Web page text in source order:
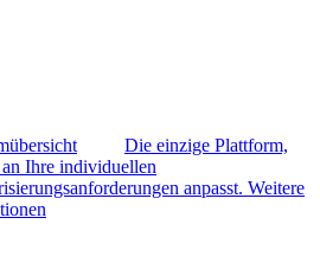
Die einzige Plattform,
Ihre individuellen
anpasst. Weitere